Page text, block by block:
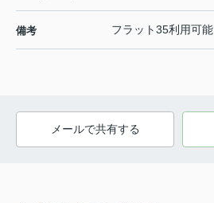
備考 フラット35利用可能
メールで共有する